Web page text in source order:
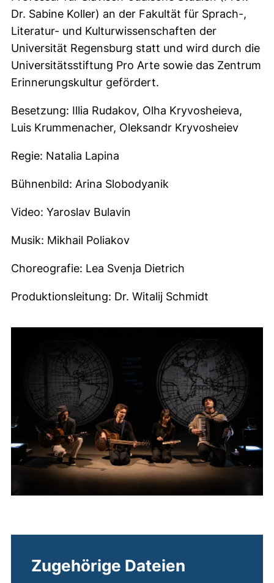
Dr. Sabine Koller) an der Fakultät für Sprach-,
Literatur- und Kulturwissenschaften der
Universität Regensburg statt und wird durch die
Universitätsstiftung Pro Arte sowie das Zentrum
Erinnerungskultur gefördert.
Besetzung: Illia Rudakov, Olha Kryvosheieva,
Luis Krummenacher, Oleksandr Kryvosheiev
Regie: Natalia Lapina
Bühnenbild: Arina Slobodyanik
Video: Yaroslav Bulavin
Musik: Mikhail Poliakov
Choreografie: Lea Svenja Dietrich
Produktionsleitung: Dr. Witalij Schmidt
Zugehörige Dateien